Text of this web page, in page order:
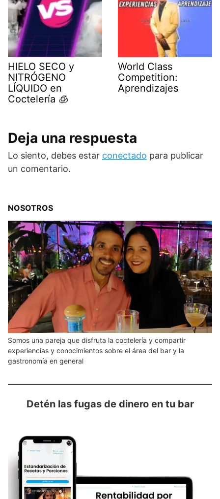
HIELO SECO y
NITRÓGENO
LÍQUIDO en
Coctelería 🧊
World Class
Competition:
Aprendizajes
Deja una respuesta
Lo siento, debes estar conectado para publicar
un comentario.
NOSOTROS
Somos una pareja que disfruta la coctelería y compartir
experiencias y conocimientos sobre el área del bar y la
gastronomía en general
Detén las fugas de dinero en tu bar